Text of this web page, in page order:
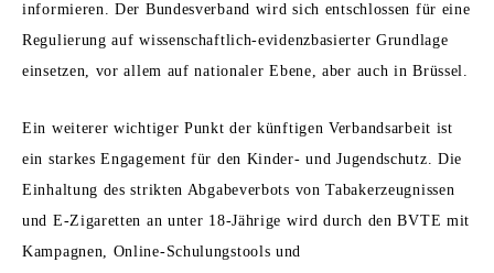
informieren. Der Bundesverband wird sich entschlossen für eine
Regulierung auf wissenschaftlich-evidenzbasierter Grundlage
einsetzen, vor allem auf nationaler Ebene, aber auch in Brüssel.
Ein weiterer wichtiger Punkt der künftigen Verbandsarbeit ist
ein starkes Engagement für den Kinder- und Jugendschutz. Die
Einhaltung des strikten Abgabeverbots von Tabakerzeugnissen
und E-Zigaretten an unter 18-Jährige wird durch den BVTE mit
Kampagnen, Online-Schulungstools und